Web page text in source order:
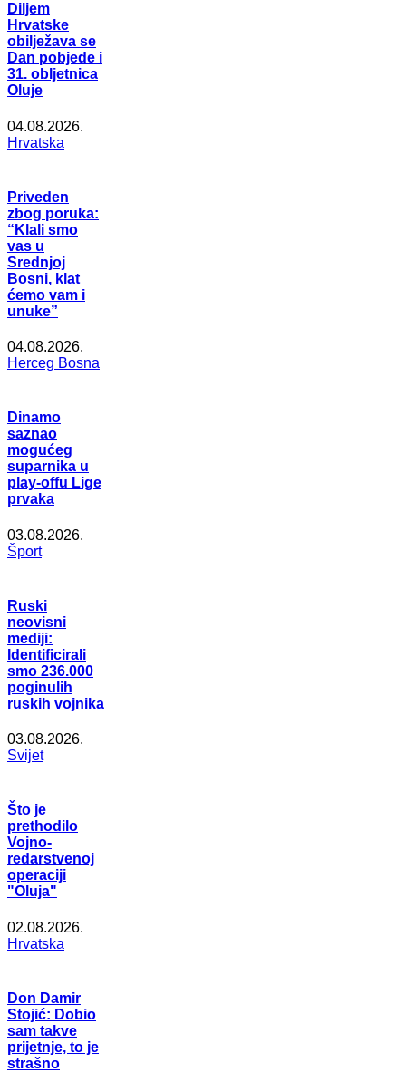
Diljem
Hrvatske
obilježava se
Dan pobjede i
31. obljetnica
Oluje
04.08.2026.
Hrvatska
Priveden
zbog poruka:
“Klali smo
vas u
Srednjoj
Bosni, klat
ćemo vam i
unuke”
04.08.2026.
Herceg Bosna
Dinamo
saznao
mogućeg
suparnika u
play-offu Lige
prvaka
03.08.2026.
Šport
Ruski
neovisni
mediji:
Identificirali
smo 236.000
poginulih
ruskih vojnika
03.08.2026.
Svijet
Što je
prethodilo
Vojno-
redarstvenoj
operaciji
"Oluja"
02.08.2026.
Hrvatska
Don Damir
Stojić: Dobio
sam takve
prijetnje, to je
strašno